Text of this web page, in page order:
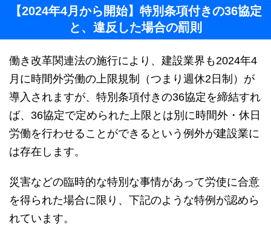
【2024年4月から開始】特別条項付きの36協定
と、違反した場合の罰則
働き改革関連法の施行により、建設業界も2024年4
月に時間外労働の上限規制（つまり週休2日制）が
導入されますが、特別条項付きの36協定を締結すれ
ば、36協定で定められた上限とは別に時間外・休日
労働を行わせることができるという例外が建設業に
は存在します。
災害などの臨時的な特別な事情があって労使に合意
を得られた場合に限り、下記のような特例が認めら
れています。